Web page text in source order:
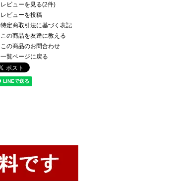
レビューを見る(2件)
レビューを投稿
特定商取引法に基づく表記
この商品を友達に教える
この商品のお問合わせ
一覧ページに戻る